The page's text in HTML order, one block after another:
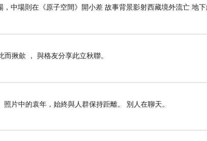
中場則在《原子空間》開小差 故事背景影射西藏境外流亡 地
揪歛 ， 與格友分享此立秋聯。
片中的袁年，始終與人群保持距離。 別人在聊天。